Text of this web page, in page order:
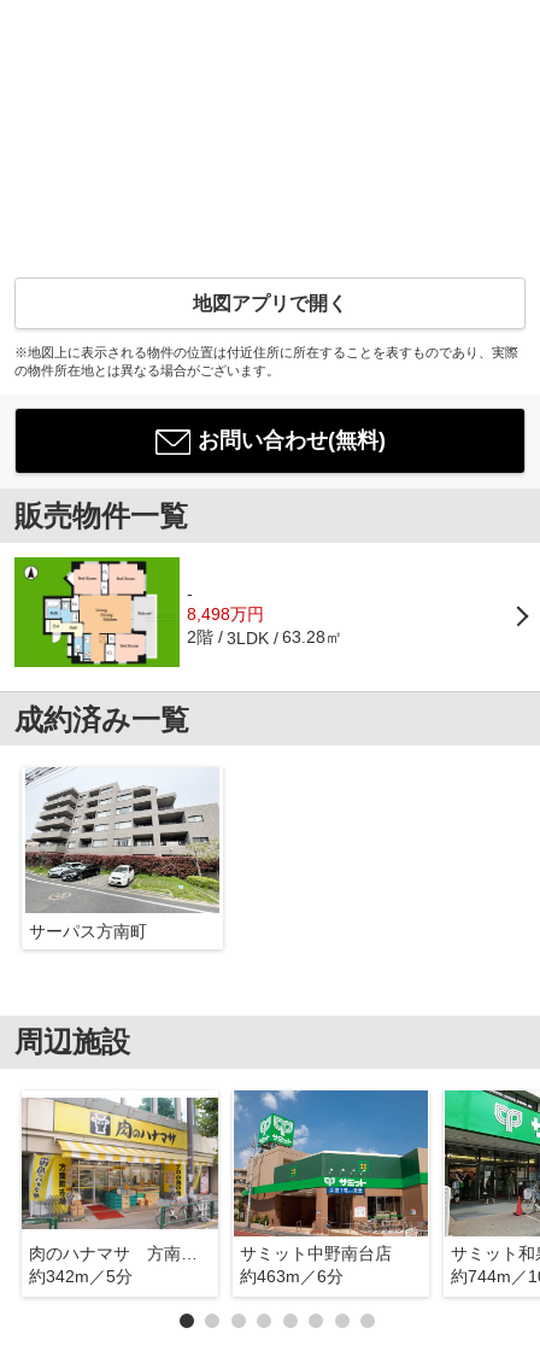
地図アプリで開く
※地図上に表示される物件の位置は付近住所に所在することを表すものであり、実際
の物件所在地とは異なる場合がございます。
お問い合わせ(無料)
販売物件一覧
-
8,498万円
2階 3LDK 63.28㎡
成約済み一覧
サーパス方南町
周辺施設
肉のハナマサ 方南町店
約342m／5分
サミット中野南台店
約463m／6分
サミット和
約744m／